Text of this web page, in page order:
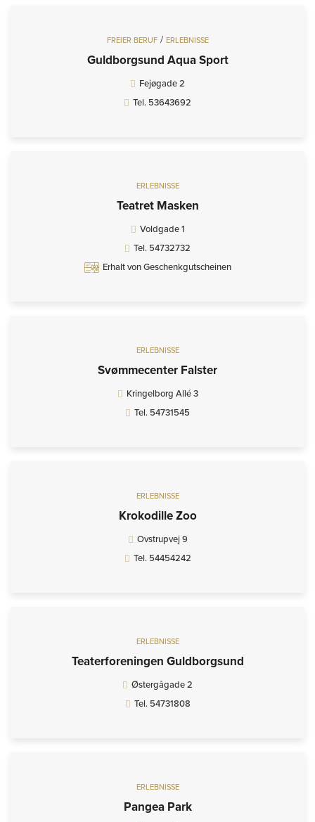
FREIER BERUF/ ERLEBNISSE
Guldborgsund Aqua Sport
Fejøgade 2
Tel. 53643692
ERLEBNISSE
Teatret Masken
Voldgade 1
Tel. 54732732
Erhalt von Geschenkgutscheinen
ERLEBNISSE
Svømmecenter Falster
Kringelborg Allé 3
Tel. 54731545
ERLEBNISSE
Krokodille Zoo
Ovstrupvej 9
Tel. 54454242
ERLEBNISSE
Teaterforeningen Guldborgsund
Østergågade 2
Tel. 54731808
ERLEBNISSE
Pangea Park